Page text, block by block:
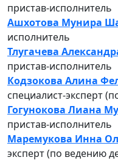
пристав-исполнитель
Ашхотова Мунира
исполнитель
Тлугачева
пристав-исполнитель
Кодзокова Алина
специалист-эксперт
Гогунокова Лиана
пристав-исполнитель
Маремукова Инна
эксперт (по ведению